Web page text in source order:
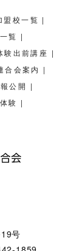
盟校一覧 |
覧 |
験出前講座 |
合会案内 |
公開 |
験 |
号